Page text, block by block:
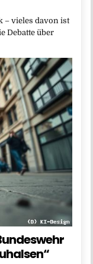
– vieles davon ist
Debatte über